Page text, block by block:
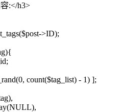
:</h3>
>ID);
count($tag_list) - 1) ];